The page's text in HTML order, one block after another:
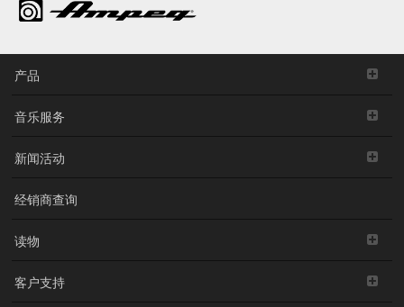
产品
音乐服务
新闻活动
经销商查询
读物
客户支持